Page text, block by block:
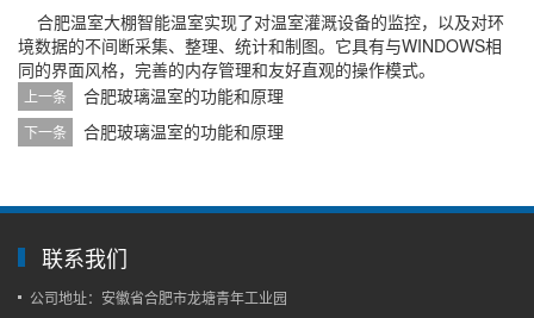
合肥温室大棚智能温室实现了对温室灌溉设备的监控，以及对环
境数据的不间断采集、整理、统计和制图。它具有与WINDOWS相
同的界面风格，完善的内存管理和友好直观的操作模式。
上一条 合肥玻璃温室的功能和原理
下一条 合肥玻璃温室的功能和原理
联系我们
公司地址：安徽省合肥市龙塘青年工业园